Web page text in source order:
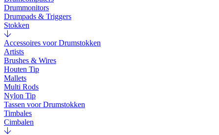
Drummonitors
Drumpads & Triggers
Stokken
Accessoires voor Drumstokken
Artists
Brushes & Wires
Houten Tip
Mallets
Multi Rods
Nylon Tip
Tassen voor Drumstokken
Timbales
Cimbalen